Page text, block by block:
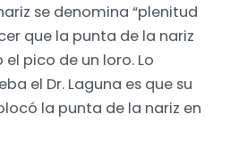
se denomina “plenitud
que la punta de la nariz
pico de un loro. Lo
el Dr. Laguna es que su
la punta de la nariz en